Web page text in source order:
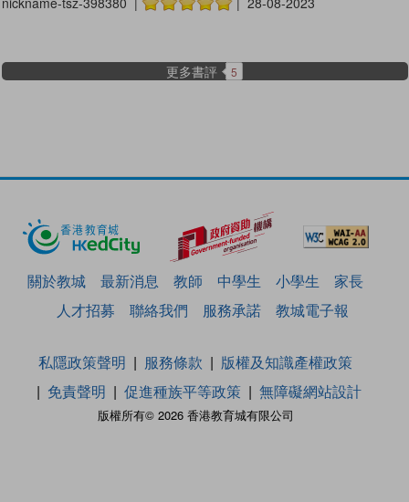
更多書評 5
關於教城 最新消息 教師 中學生 小學生
家長
人才招募
聯絡我們 服務承諾 教城電子報
版權所有© 2026 香港教育城有限公司
私隱政策聲明 服務條款
版權及知識產權政策
免責聲明
促進種族平等政策 無障礙網站設計